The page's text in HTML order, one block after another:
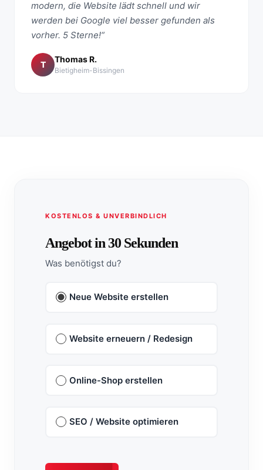
modern, die Website lädt schnell und wir
werden bei Google viel besser gefunden als
vorher. 5 Sterne!“
T
Thomas R.
Bietigheim-Bissingen
KOSTENLOS & UNVERBINDLICH
Angebot in 30 Sekunden
Was benötigst du?
Neue Website erstellen
Website erneuern / Redesign
Online-Shop erstellen
SEO / Website optimieren